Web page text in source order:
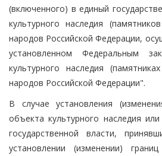
(включенного) в единый
культурного наследия
народов Российской Федерации,
установленном Федеральным
культурного наследия
народов Российской Федерации".
В случае установления
объекта культурного наследия
государственной власти,
установлении (изменении)